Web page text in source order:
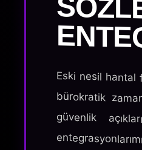
Eski nesil hantal
bürokratik
güvenlik
veri tabanlarının
kriptografik
koruma